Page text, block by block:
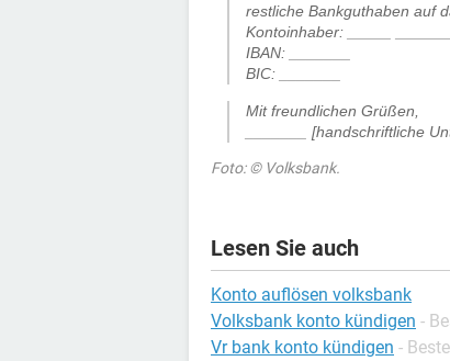
restliche Bankguthaben auf
Kontoinhaber: _____ _______
IBAN: _______
BIC: _______
Mit freundlichen Grüßen,
_______ [handschriftliche
Foto: © Volksbank.
Lesen Sie auch
Konto auflösen volksbank
Volksbank konto kündigen -
Vr bank konto kündigen -